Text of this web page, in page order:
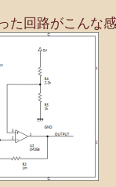
た回路がこんな